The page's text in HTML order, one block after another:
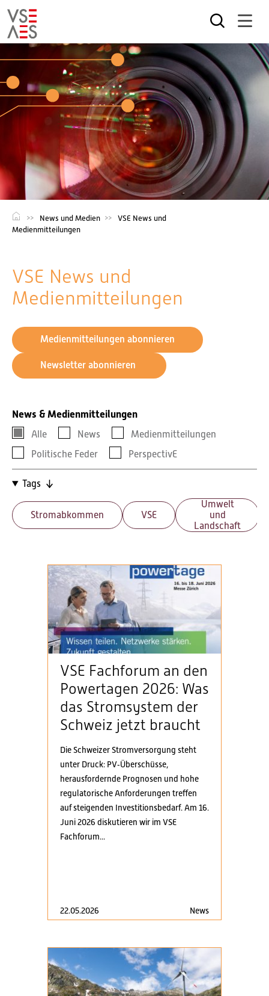
zum
News und Medien
VSE News und
Medienmitteilungen
VSE News und
Medienmitteilungen
Medienmitteilungen abonnieren
Newsletter abonnieren
News & Medienmitteilungen
Alle News
Medienmitteilungen
Politische Feder
PerspectivE
Tags
Stromabkommen VSE
Umwelt
und
Landschaft
VSE Fachforum an den
Powertagen 2026: Was
das Stromsystem der
Schweiz jetzt braucht
Die Schweizer Stromversorgung steht
unter Druck: PV‑Überschüsse,
herausfordernde Prognosen und hohe
regulatorische Anforderungen treffen
auf steigenden Investitionsbedarf. Am 16.
Juni 2026 diskutieren wir im VSE
Fachforum...
22.05.2026 News